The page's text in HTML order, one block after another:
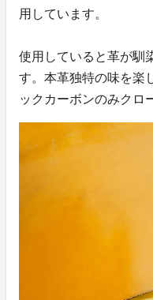
用しています。
使用していると革が馴
す。本革独特の味を楽
ックカーボンのみクロ